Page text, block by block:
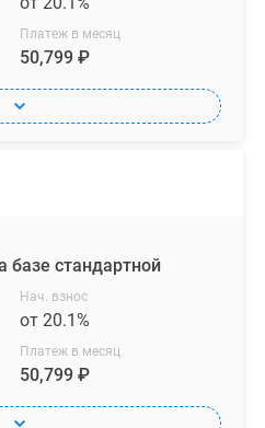
Платеж в месяц
50,799 ₽
базе стандартной
Нач. взнос
от 20.1%
Платеж в месяц
50,799 ₽